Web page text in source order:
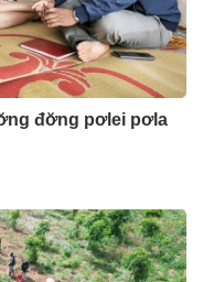
đơ̆ng pơlei pơla